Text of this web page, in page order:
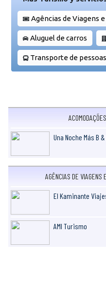
Agências de Viagens
Aluguel de carros
Transporte de pessoas
Una Noche Más B &
AGÊNCIAS DE VIAGENS
El Kaminante
AMI Turismo